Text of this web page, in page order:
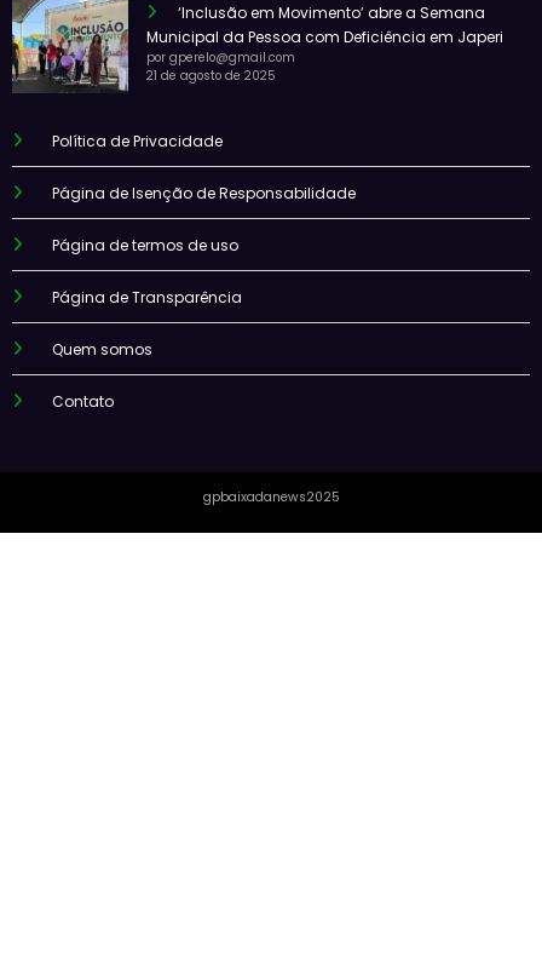
‘Inclusão em Movimento’ abre a Semana
Municipal da Pessoa com Deficiência em Japeri
por gperelo@gmail.com
21 de agosto de 2025
Política de Privacidade
Página de Isenção de Responsabilidade
Página de termos de uso
Página de Transparência
Quem somos
Contato
gpbaixadanews2025